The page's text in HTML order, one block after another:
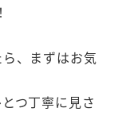
、まずはお気
つ丁寧に見さ